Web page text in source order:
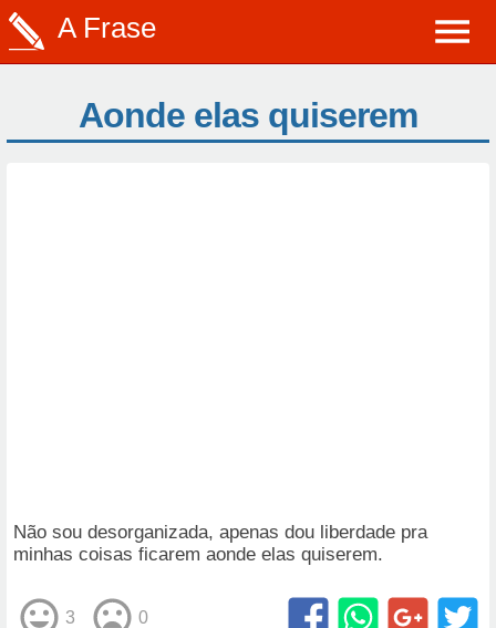
A Frase
Aonde elas quiserem
Não sou desorganizada, apenas dou liberdade pra
minhas coisas ficarem aonde elas quiserem.
3 0